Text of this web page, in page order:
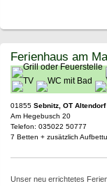
Ferienhaus am
01855 Sebnitz, OT Altendorf
Am Hegebusch 20
Telefon: 035022 50777
7 Betten + zusätzlich
Unser neu errichtetes